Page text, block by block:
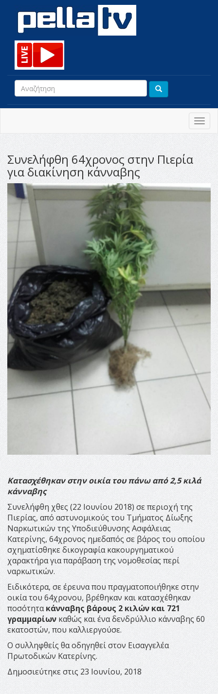
Συνελήφθη 64χρονος στην Πιερία
για διακίνηση κάνναβης
Κατασχέθηκαν στην οικία του πάνω από 2,5 κιλά
κάνναβης
Συνελήφθη χθες (22 Ιουνίου 2018) σε περιοχή της
Πιερίας, από αστυνομικούς του Τμήματος Δίωξης
Ναρκωτικών της Υποδιεύθυνσης Ασφάλειας
Κατερίνης, 64χρονος ημεδαπός σε βάρος του οποίου
σχηματίσθηκε δικογραφία κακουργηματικού
χαρακτήρα για παράβαση της νομοθεσίας περί
ναρκωτικών.
Ειδικότερα, σε έρευνα που πραγματοποιήθηκε στην
οικία του 64χρονου, βρέθηκαν και κατασχέθηκαν
ποσότητακάνναβης βάρους 2 κιλών και 721
γραμμαρίωνκαθώς και ένα δενδρύλλιο κάνναβης 60
εκατοστών, που καλλιεργούσε.
Ο συλληφθείς θα οδηγηθεί στον Εισαγγελέα
Πρωτοδικών Κατερίνης.
Δημοσιεύτηκε στις 23 Ιουνίου, 2018